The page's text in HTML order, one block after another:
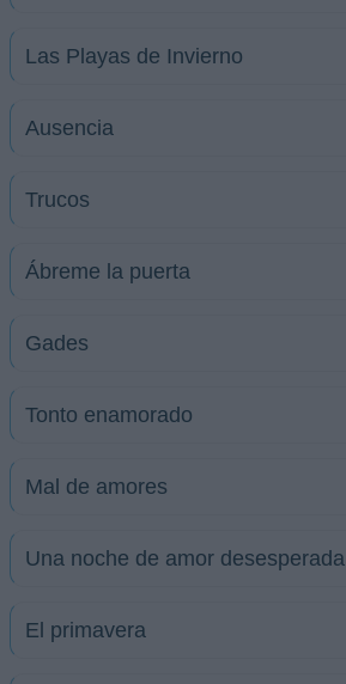
Las Playas de Invierno
Ausencia
Trucos
Ábreme la puerta
Gades
Tonto enamorado
Mal de amores
Una noche de amor desesperada
El primavera